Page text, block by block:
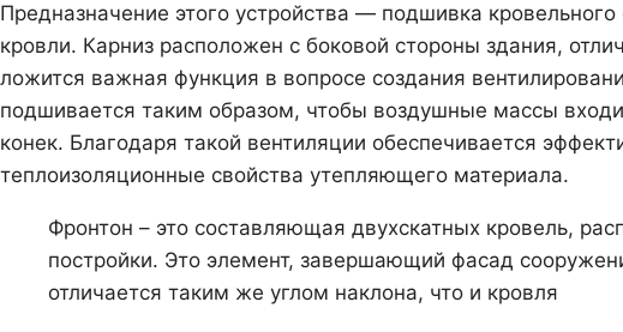
Предназначение этого устройства — подшивка
кровли. Карниз расположен с боковой стороны здания,
ложится важная функция в вопросе создания
подшивается таким образом, чтобы воздушные массы
конек. Благодаря такой вентиляции обеспечивается
теплоизоляционные свойства утепляющего материала.
Фронтон – это составляющая двухскатных кровель,
постройки. Это элемент, завершающий фасад
отличается таким же углом наклона, что и кровля